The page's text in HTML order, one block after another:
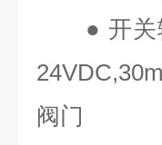
● 开
阀门